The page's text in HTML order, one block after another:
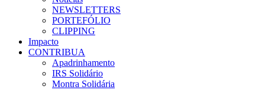
NEWSLETTERS
PORTEFÓLIO
CLIPPING
Impacto
CONTRIBUA
Apadrinhamento
IRS Solidário
Montra Solidária